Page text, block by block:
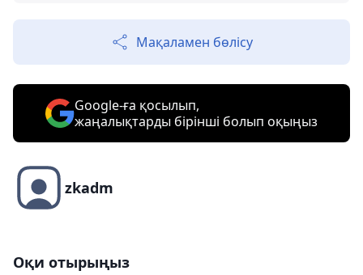
Мақаламен бөлісу
Google-ға қосылып,
жаңалықтарды бірінші болып оқыңыз
zkadm
Оқи отырыңыз